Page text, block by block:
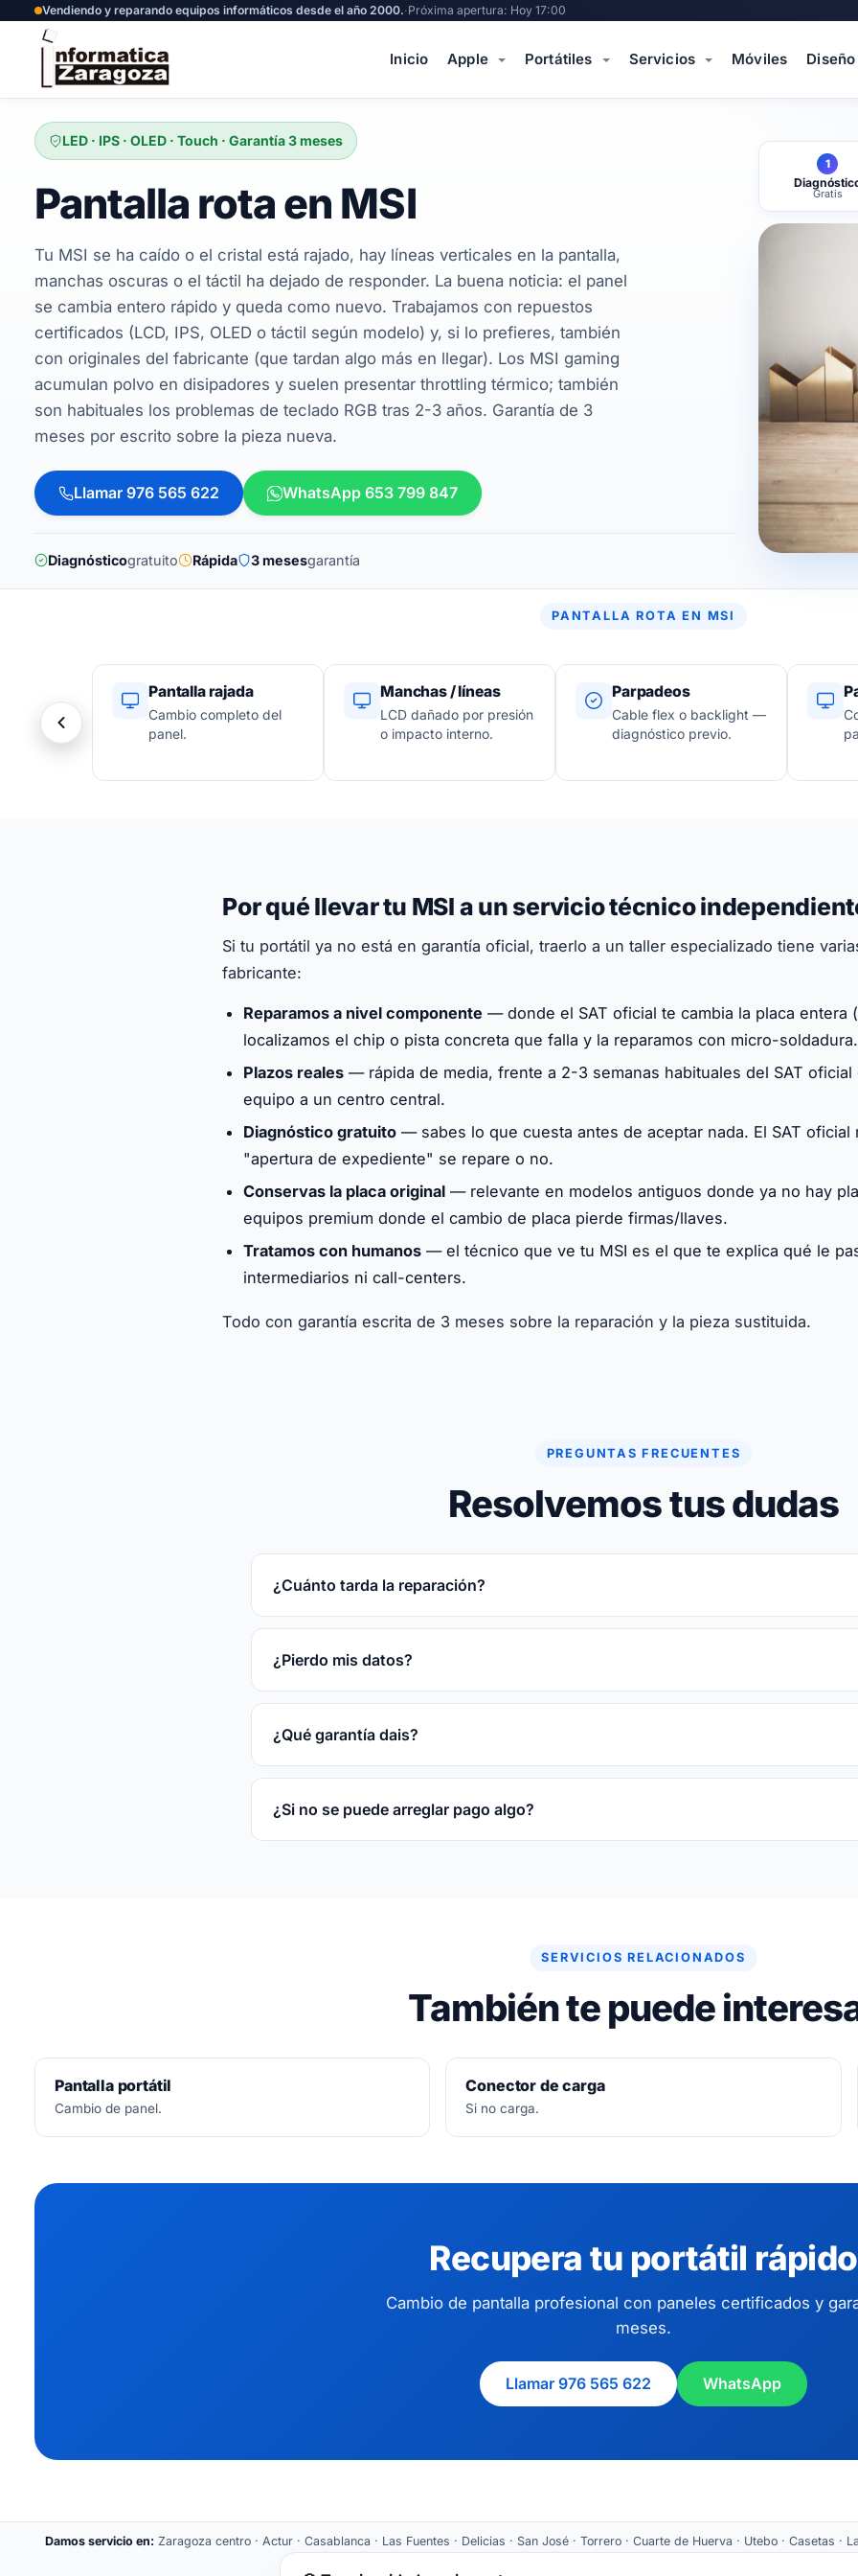
Vendiendo y reparando equipos informáticos desde el año 2000.·Próxima apertura: Hoy 17:00
Inicio Apple Portátiles Servicios Móviles
LED · IPS · OLED · Touch · Garantía 3 meses
Pantalla rota en MSI
Tu MSI se ha caído o el cristal está rajado, hay líneas verticales en la pantalla,
manchas oscuras o el táctil ha dejado de responder. La buena noticia: el panel
se cambia entero rápido y queda como nuevo. Trabajamos con repuestos
certificados (LCD, IPS, OLED o táctil según modelo) y, si lo prefieres, también
con originales del fabricante (que tardan algo más en llegar). Los MSI gaming
acumulan polvo en disipadores y suelen presentar throttling térmico; también
son habituales los problemas de teclado RGB tras 2-3 años. Garantía de 3
meses por escrito sobre la pieza nueva.
Llamar 976 565 622 WhatsApp 653 799 847
Diagnósticogratuito Rápida 3 mesesgarantía
1
Gratis
PANTALLA ROTA EN MSI
Pantalla rajada
Cambio completo del
panel.
Manchas / líneas
LCD dañado por presión
o impacto interno.
Parpadeos
Cable flex o backlight —
diagnóstico previo.
Por qué llevar tu MSI a un servicio técnico
Si tu portátil ya no está en garantía oficial, traerlo a un taller especializado tiene
fabricante:
Reparamos a nivel componente — donde el SAT oficial te cambia la placa entera
localizamos el chip o pista concreta que falla y la reparamos con micro-soldadura.
Plazos reales — rápida de media, frente a 2-3 semanas habituales del SAT
equipo a un centro central.
Diagnóstico gratuito — sabes lo que cuesta antes de aceptar nada. El SAT oficial
"apertura de expediente" se repare o no.
Conservas la placa original — relevante en modelos antiguos donde ya no hay
equipos premium donde el cambio de placa pierde firmas/llaves.
Tratamos con humanos — el técnico que ve tu MSI es el que te explica qué le
intermediarios ni call-centers.
Todo con garantía escrita de 3 meses sobre la reparación y la pieza sustituida.
PREGUNTAS FRECUENTES
Resolvemos tus dudas
¿Cuánto tarda la reparación?
Reparaciones rápidas. Te damos plazo cerrado tras el diagnóstico gratuito. Te
tras el diagnóstico gratuito.
¿Pierdo mis datos?
En la mayoría de las reparaciones, no. Si hay riesgo te avisamos antes y
disco.
¿Qué garantía dais?
3 meses por escrito sobre la pieza reparada o sustituida y sobre la mano de
¿Si no se puede arreglar pago algo?
SERVICIOS RELACIONADOS
También te puede
Pantalla portátil
Cambio de panel.
Conector de carga
Si no carga.
Recupera tu portátil rápido
Cambio de pantalla profesional con paneles certificados y
meses.
Llamar 976 565 622 WhatsApp
Damos servicio en: Zaragoza centro · Actur · Casablanca · Las Fuentes · Delicias · San José · Torrero · Cuarte de Huerva · Utebo · Casetas ·